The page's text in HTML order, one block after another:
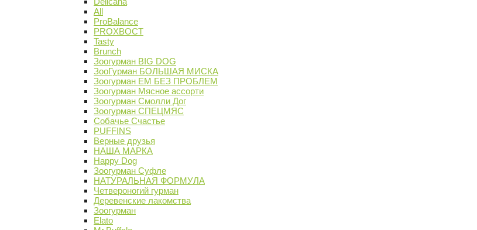
All
ProBalance
PROХВОСТ
Tasty
Brunch
Зоогурман BIG DOG
ЗооГурман БОЛЬШАЯ МИСКА
Зоогурман ЕМ БЕЗ ПРОБЛЕМ
Зоогурман Мясное ассорти
Зоогурман Смолли Дог
Зоогурман СПЕЦМЯС
Собачье Счастье
PUFFINS
Верные друзья
НАША МАРКА
Happy Dog
Зоогурман Суфле
НАТУРАЛЬНАЯ ФОРМУЛА
Четвероногий гурман
Деревенские лакомства
Зоогурман
Elato